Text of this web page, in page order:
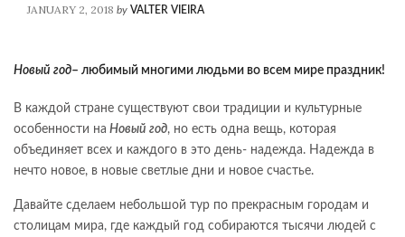
JANUARY 2, 2018 by VALTER VIEIRA
Новый год– любимый многими людьми во всем мире праздник!
В каждой стране существуют свои традиции и культурные
особенности на Новый год, но есть одна вещь, которая
объединяет всех и каждого в это день- надежда. Надежда в
нечто новое, в новые светлые дни и новое счастье.
Давайте сделаем небольшой тур по прекрасным городам и
столицам мира, где каждый год собираются тысячи людей с